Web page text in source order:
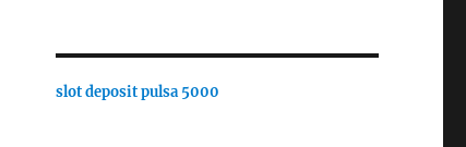
slot deposit pulsa 5000